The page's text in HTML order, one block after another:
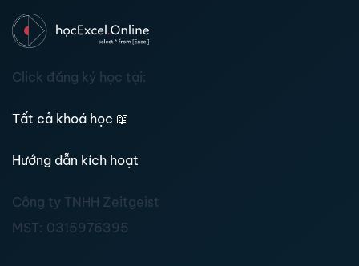
Click đăng ký học tại:
Tất cả khoá học 📖
Hướng dẫn kích hoạt
Công ty TNHH Zeitgeist
MST: 0315976395